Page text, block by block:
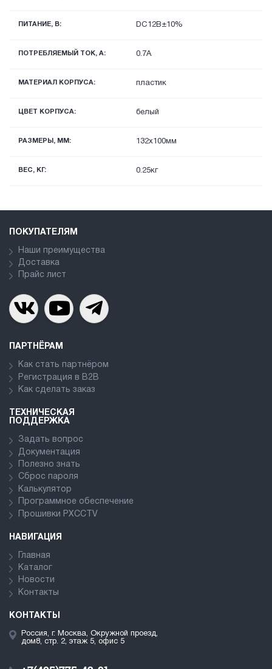
ПИТАНИЕ, В: DC12В±10%
ПОТРЕБЛЯЕМЫЙ ТОК, А: 0.7А
МАТЕРИАЛ КОРПУСА: пластик
ЦВЕТ КОРПУСА: белый
РАЗМЕРЫ, ММ: 132x100мм
ВЕС, КГ: 0.25кг
ПОКУПАТЕЛЯМ
Наши преимущества
Доставка
Прайс лист
ПАРТНЁРАМ
Как стать партнёром
Регистрация в В2В
Как сделать заказ
ТЕХНИЧЕСКАЯ
ПОДДЕРЖКА
Задать вопрос
Документация
Полезно знать
Сброс пароля
Калькулятор
Программное обеспечение
Прошивки PXCCTV
НАВИГАЦИЯ
Главная
Каталог
Новости
Контакты
КОНТАКТЫ
Россия, г. Москва, Окружной проезд,
дом8, стр. 2, этаж 5, офис 5